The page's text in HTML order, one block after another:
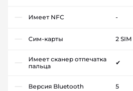
Имеет NFC -
Сим-карты 2 SIM
Имеет сканер отпечатка
пальца
✔
Версия Bluetooth 5